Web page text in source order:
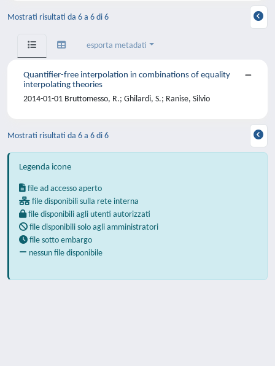
Mostrati risultati da 6 a 6 di 6
esporta metadati
Quantifier-free interpolation in combinations of equality
interpolating theories
2014-01-01 Bruttomesso, R.; Ghilardi, S.; Ranise, Silvio
Mostrati risultati da 6 a 6 di 6
Legenda icone
file ad accesso aperto
file disponibili sulla rete interna
file disponibili agli utenti autorizzati
file disponibili solo agli amministratori
file sotto embargo
nessun file disponibile